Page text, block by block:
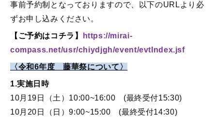
事前予約制となっておりますので、以下のURLより必
ずお申し込みください。
【 ご予約はコチラ 】
https://mirai-
compass.net/usr/chiydjgh/event/evtIndex.jsf
〈令和6年度 藤華祭について〉
1.実施日時
10月19日（土）10:00~16:00 (最終受付15:30)
10月20日（日）9:00~15:00 (最終受付14:30)